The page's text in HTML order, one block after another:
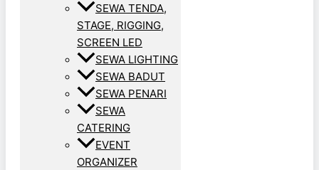
SEWA TENDA,
STAGE, RIGGING,
SCREEN LED
SEWA LIGHTING
SEWA BADUT
SEWA PENARI
SEWA
CATERING
EVENT
ORGANIZER